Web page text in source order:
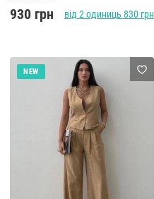
930 грн від 2 одиниць 830 грн
NEW